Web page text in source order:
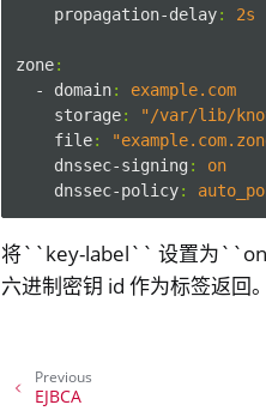
propagation-delay: 2s
zone:
- domain:
example.com
storage:
"/var/lib/
file:
dnssec-signing :
on
dnssec-policy:
将``key-label`` 设置为
六进制密钥 id 作为标签返回
Previous
EJBCA